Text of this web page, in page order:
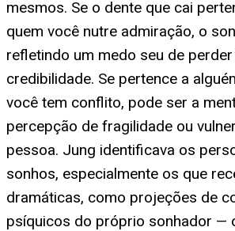
mesmos. Se o dente que cai
quem você nutre admiração, o
refletindo um medo seu de
credibilidade. Se pertence a
você tem conflito, pode ser a
percepção de fragilidade ou
pessoa. Jung identificava os
sonhos, especialmente os que
dramáticas, como projeções de
psíquicos do próprio sonhador —